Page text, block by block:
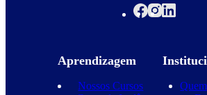
Aprendizagem
Nossos Cursos